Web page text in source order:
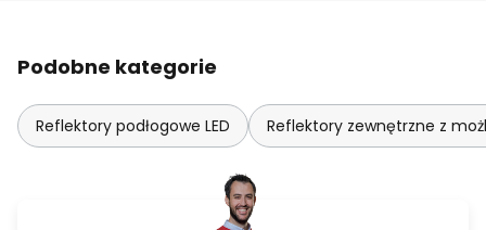
Podobne kategorie
Reflektory podłogowe LED Reflektory zewnętrzne z